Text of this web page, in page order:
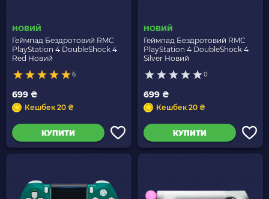
НОВИЙ
Геймпад Бездротовий RMC
PlayStation 4 DoubleShock 4
Red Новий
6
699 ₴
Кешбек 20 ₴
КУПИТИ
НОВИЙ
Геймпад Бездротовий RMC
PlayStation 4 DoubleShock 4
Silver Новий
0
699 ₴
Кешбек 20 ₴
КУПИТИ